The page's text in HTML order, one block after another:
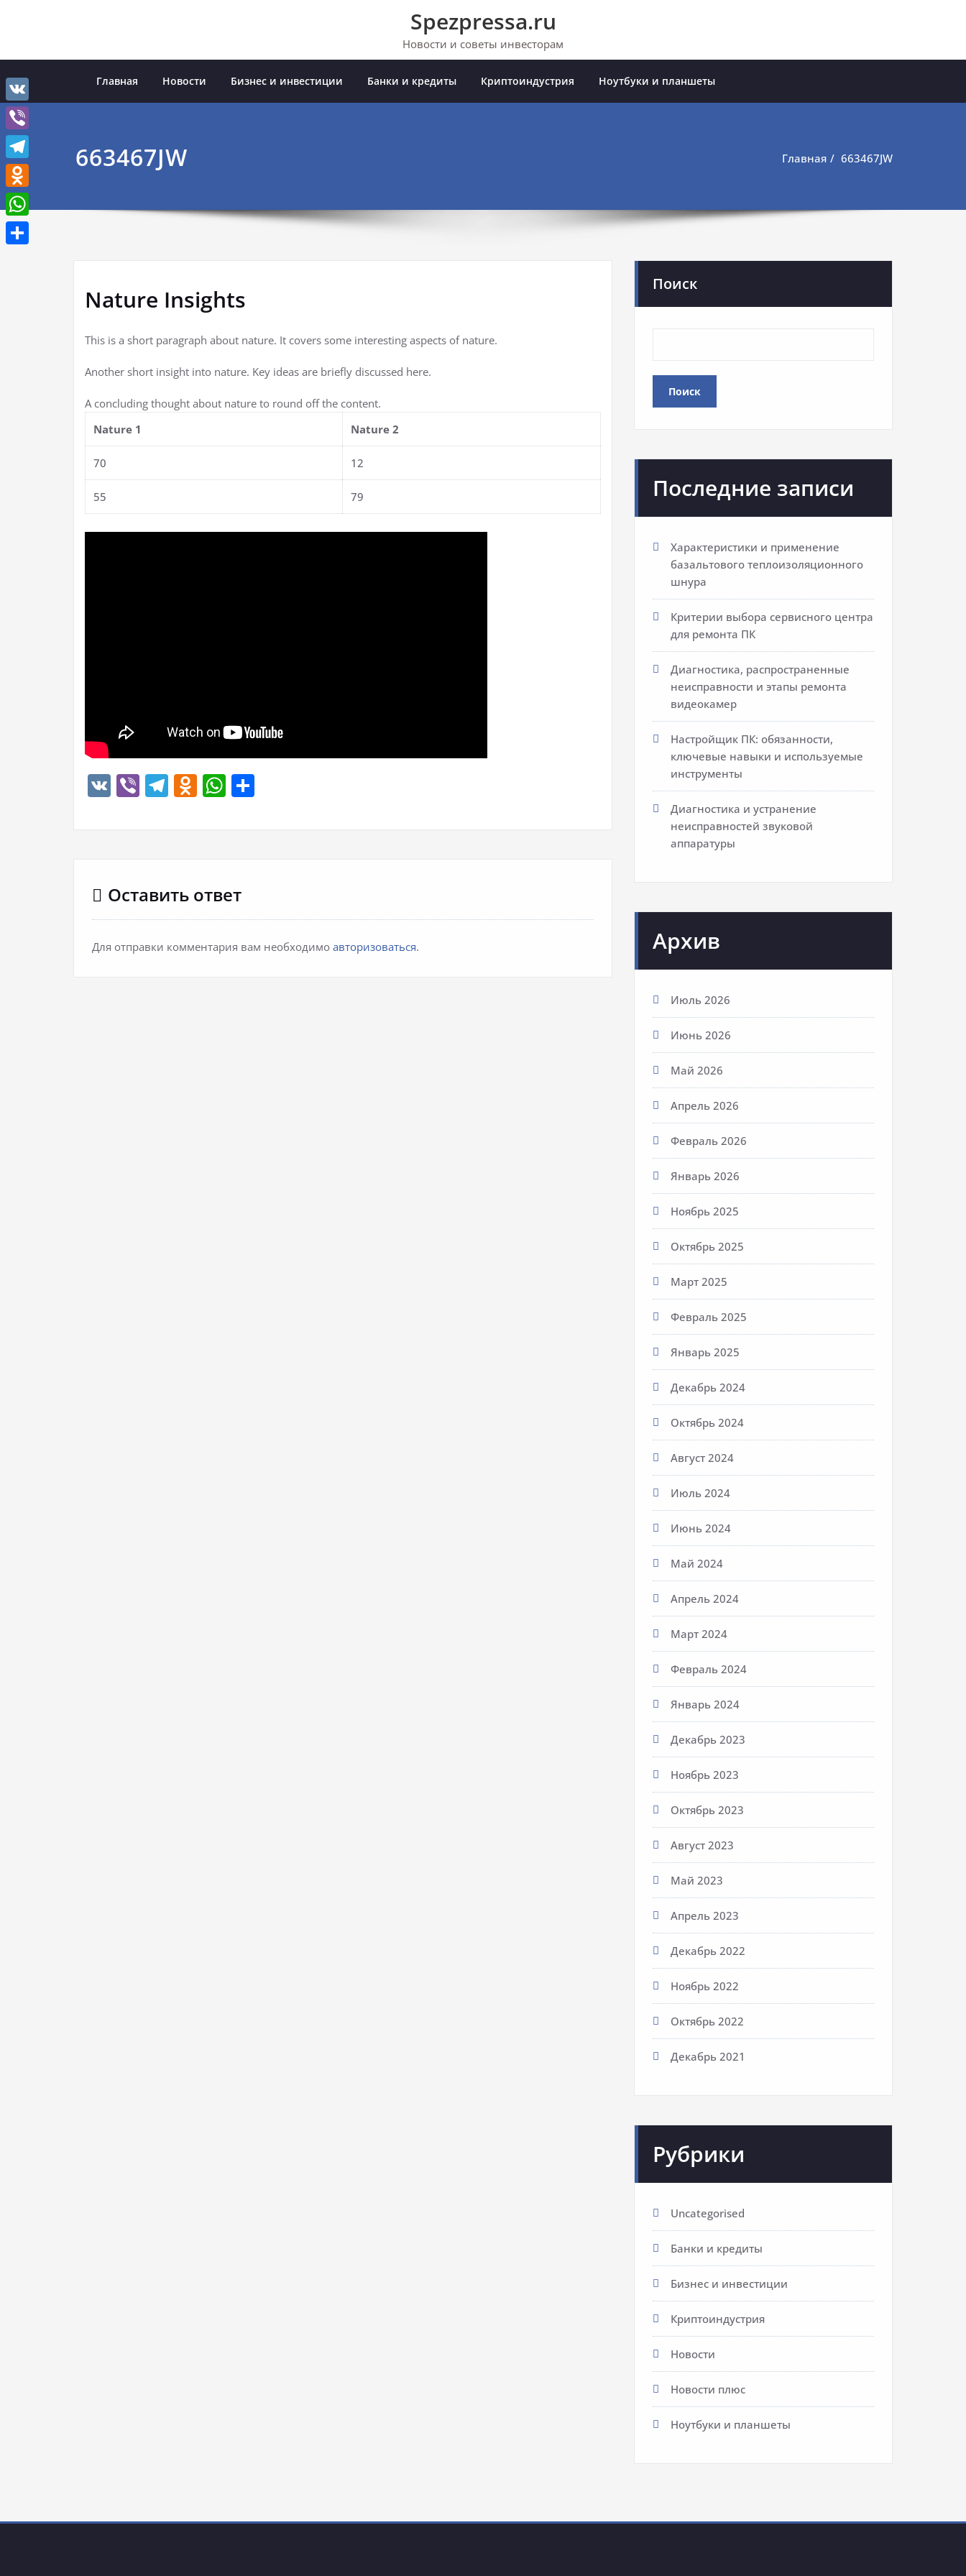
Spezpressa.ru
Новости и советы инвесторам
Главная Новости Бизнес и инвестиции Банки и кредиты Криптоиндустрия Ноутбуки и планшеты
663467JW Главная 663467JW
Nature Insights
This is a short paragraph about nature. It covers some interesting aspects of nature.
Another short insight into nature. Key ideas are briefly discussed here.
A concluding thought about nature to round off the content.
Nature 1
Nature 2
70 12
55 79
VK ViberTelegram
Odnoklassniki
WhatsApp
Оставить ответ
Для отправки комментария вам необходимо авторизоваться.
Поиск
Поиск
Последние записи
Характеристики и применение
базальтового теплоизоляционного
шнура
Критерии выбора сервисного центра
для ремонта ПК
Диагностика, распространенные
неисправности и этапы ремонта
видеокамер
Настройщик ПК: обязанности,
ключевые навыки и используемые
инструменты
Диагностика и устранение
неисправностей звуковой
аппаратуры
Архив
Июль 2026
Июнь 2026
Май 2026
Апрель 2026
Февраль 2026
Январь 2026
Ноябрь 2025
Октябрь 2025
Март 2025
Февраль 2025
Январь 2025
Декабрь 2024
Октябрь 2024
Август 2024
Июль 2024
Июнь 2024
Май 2024
Апрель 2024
Март 2024
Февраль 2024
Январь 2024
Декабрь 2023
Ноябрь 2023
Октябрь 2023
Август 2023
Май 2023
Апрель 2023
Декабрь 2022
Ноябрь 2022
Октябрь 2022
Декабрь 2021
Рубрики
Uncategorised
Банки и кредиты
Бизнес и инвестиции
Криптоиндустрия
Новости
Новости плюс
Ноутбуки и планшеты
VK
Viber
Telegram
Odnoklassniki
WhatsApp